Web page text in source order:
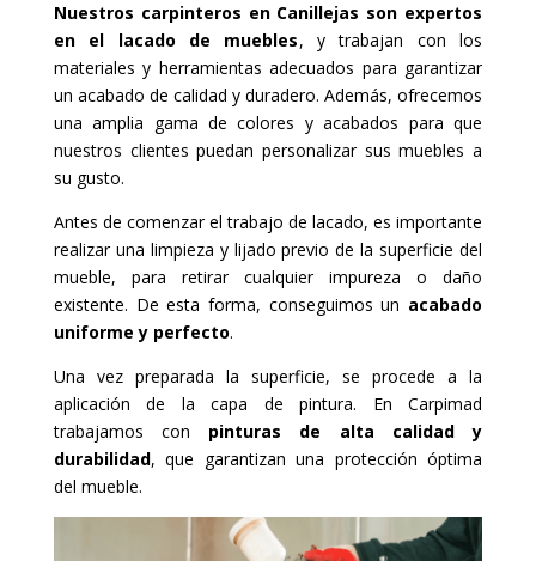
Nuestros carpinteros en Canillejas son expertos
en el lacado de muebles, y trabajan con los
materiales y herramientas adecuados para garantizar
un acabado de calidad y duradero. Además, ofrecemos
una amplia gama de colores y acabados para que
nuestros clientes puedan personalizar sus muebles a
su gusto.
Antes de comenzar el trabajo de lacado, es importante
realizar una limpieza y lijado previo de la superficie del
mueble, para retirar cualquier impureza o daño
existente. De esta forma, conseguimos un acabado
uniforme y perfecto.
Una vez preparada la superficie, se procede a la
aplicación de la capa de pintura. En Carpimad
trabajamos con pinturas de alta calidad y
durabilidad, que garantizan una protección óptima
del mueble.